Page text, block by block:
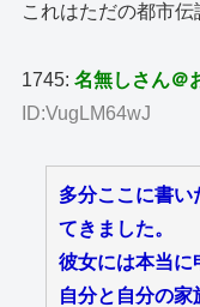
これはただの都市伝
1745:名無しさん＠
ID:VugLM64wJ
多分ここに書い
てきました。
彼女には本当に
自分と自分の家